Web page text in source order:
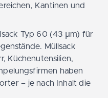
Kantinen und
Typ 60 (43 µm) für
Müllsack
Küchenutensilien,
haben
– je nach Inhalt die